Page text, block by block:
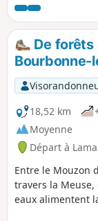
des eaux
plus de 1 500
également d'un
Jacques
Allemands. C'est
ouvert sur les
départements
National de
Côte d'Or, Côte
Mâconnais.
De forêts
Bourbonne-
18,52 km
Moyenne
Départ à
Entre le Mouzon
travers la Meuse,
eaux alimentent